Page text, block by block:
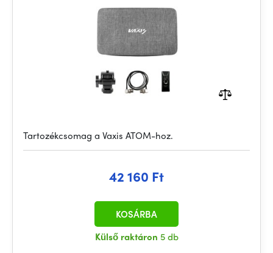
Tartozékcsomag a Vaxis ATOM-hoz.
42 160 Ft
Külső raktáron 5 db
KOSÁRBA